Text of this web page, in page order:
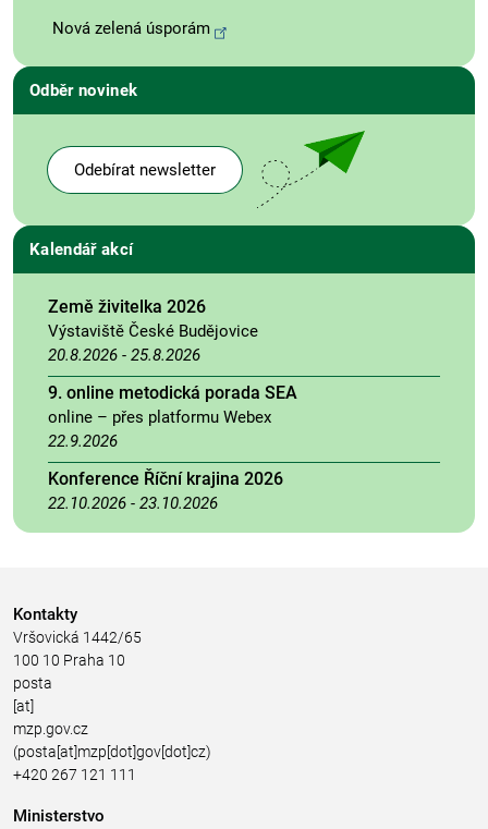
Nová zelená úsporám
Odběr novinek
Odebírat newsletter
Kalendář akcí
Země živitelka 2026
Výstaviště České Budějovice
20.8.2026 - 25.8.2026
9. online metodická porada SEA
online – přes platformu Webex
22.9.2026
Konference Říční krajina 2026
22.10.2026 - 23.10.2026
Kontakty
Vršovická 1442/65
100 10 Praha 10
posta
[at]
mzp.gov.cz
(posta[at]mzp[dot]gov[dot]cz)
+420 267 121 111
Ministerstvo